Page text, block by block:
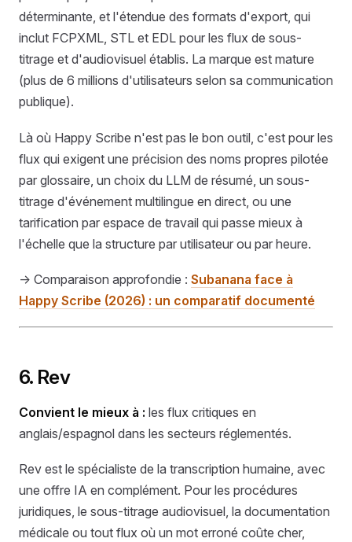
déterminante, et l'étendue des formats d'export, qui
inclut FCPXML, STL et EDL pour les flux de sous-
titrage et d'audiovisuel établis. La marque est mature
(plus de 6 millions d'utilisateurs selon sa communication
publique).
Là où Happy Scribe n'est pas le bon outil, c'est pour les
flux qui exigent une précision des noms propres pilotée
par glossaire, un choix du LLM de résumé, un sous-
titrage d'événement multilingue en direct, ou une
tarification par espace de travail qui passe mieux à
l'échelle que la structure par utilisateur ou par heure.
→ Comparaison approfondie : Subanana face à
Happy Scribe (2026) : un comparatif documenté
6. Rev
Convient le mieux à : les flux critiques en
anglais/espagnol dans les secteurs réglementés.
Rev est le spécialiste de la transcription humaine, avec
une offre IA en complément. Pour les procédures
juridiques, le sous-titrage audiovisuel, la documentation
médicale ou tout flux où un mot erroné coûte cher,